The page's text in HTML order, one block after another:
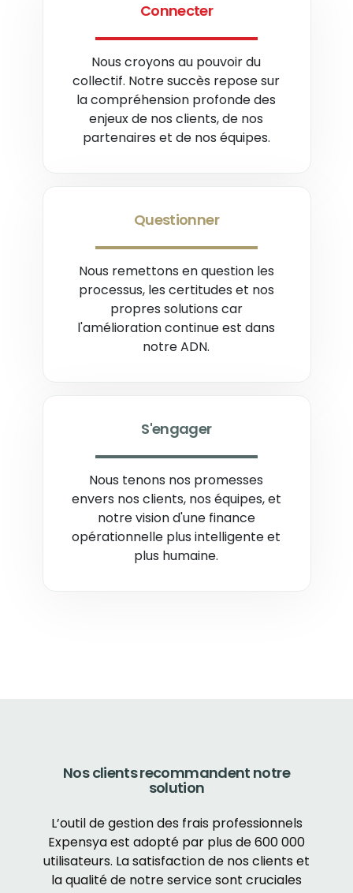
Connecter
Nous croyons au pouvoir du
collectif. Notre succès repose sur
la compréhension profonde des
enjeux de nos clients, de nos
partenaires et de nos équipes.
Questionner
Nous remettons en question les
processus, les certitudes et nos
propres solutions car
l'amélioration continue est dans
notre ADN.
S'engager
Nous tenons nos promesses
envers nos clients, nos équipes, et
notre vision d'une finance
opérationnelle plus intelligente et
plus humaine.
Nos clients recommandent notre
solution
L’outil de gestion des frais professionnels
Expensya est adopté par plus de 600 000
utilisateurs. La satisfaction de nos clients et
la qualité de notre service sont cruciales